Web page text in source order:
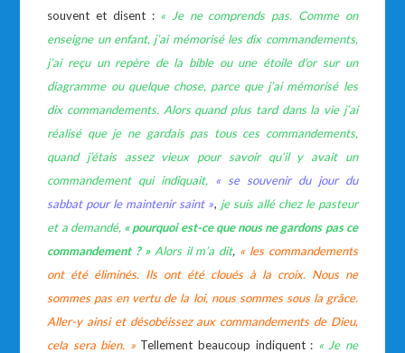
souvent et disent : « Je ne comprends pas. Comme on
enseigne un enfant, j’ai mémorisé les dix commandements,
j’ai reçu un repère de la bible ou une étoile d’or sur un
diagramme ou quelque chose, parce que j’ai mémorisé les
dix commandements. Alors quand plus tard dans la vie j’ai
réalisé que je ne gardais pas tous ces commandements,
quand j’étais assez vieux pour savoir qu’il y avait un
commandement qui indiquait,
« se souvenir du jour du
sabbat pour le maintenir saint », je suis allé chez le pasteur
et a demandé, « pourquoi est-ce que nous ne gardons pas ce
commandement ? » Alors il m’a dit, « les commandements
ont été éliminés. Ils ont été cloués à la croix. Nous ne
sommes pas en vertu de la loi, nous sommes sous la grâce.
Aller-y ainsi et désobéissez aux commandements de Dieu,
cela sera bien. »Tellement beaucoup indiquent : « Je ne